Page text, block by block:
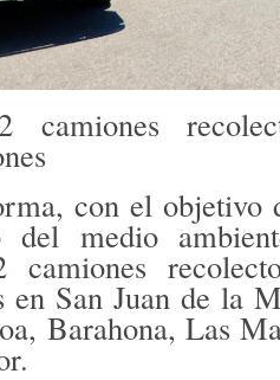
camiones
con el objetivo
del medio
camiones
en San Juan de la
Barahona, Las